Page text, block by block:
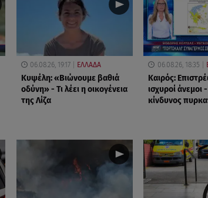
06.08.26, 19:17 ΕΛΛΑΔΑ
Κυψέλη: «Βιώνουμε βαθιά
οδύνη» - Τι λέει η οικογένεια
της Λίζα
06.08.26, 18:35
Καιρός:
ισχυροί άνεμοι
κίνδυνος